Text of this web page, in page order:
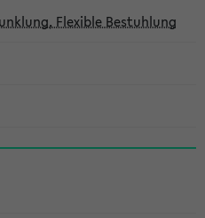
Flexible Bestuhlung